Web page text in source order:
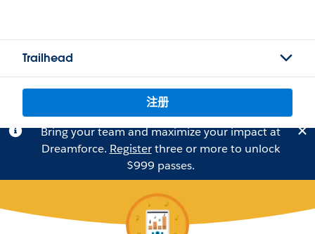
Trailhead
注册
Bring your team and maximize your impact at
Dreamforce. Registerthree or more to unlock
$999 passes.